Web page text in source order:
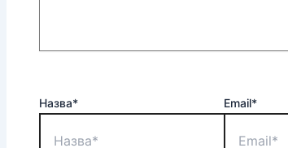
Назва* Email*